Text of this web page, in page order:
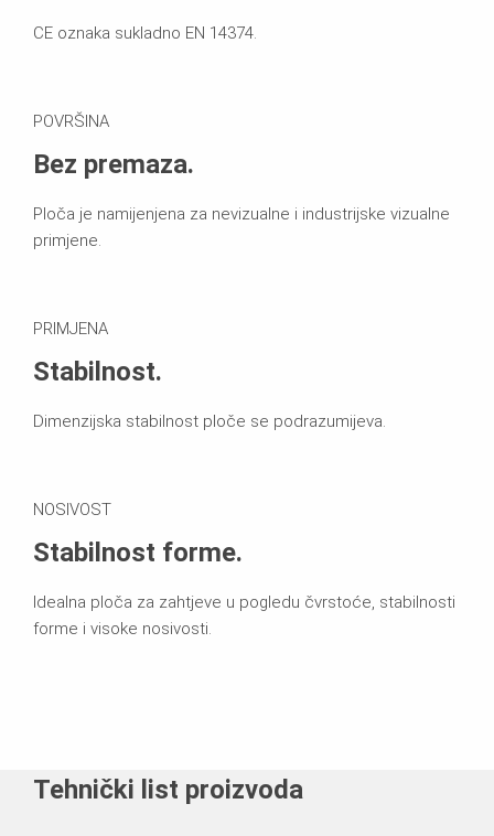
CE oznaka sukladno EN 14374.
POVRŠINA
Bez premaza.
Ploča je namijenjena za nevizualne i industrijske vizualne
primjene.
PRIMJENA
Stabilnost.
Dimenzijska stabilnost ploče se podrazumijeva.
NOSIVOST
Stabilnost forme.
Idealna ploča za zahtjeve u pogledu čvrstoće, stabilnosti
forme i visoke nosivosti.
Tehnički list proizvoda